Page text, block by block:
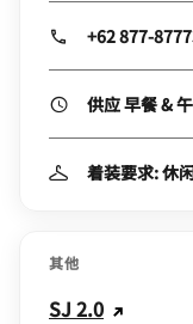
+62 877-
着装要求: 休
其他
SJ 2.0